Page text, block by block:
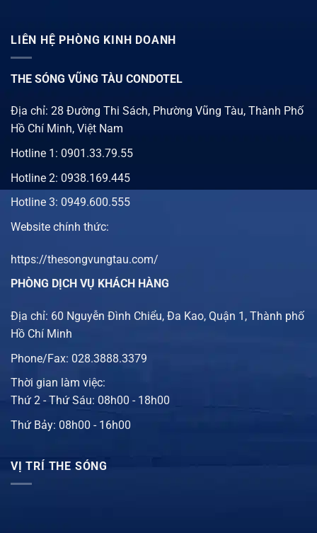
LIÊN HỆ PHÒNG KINH DOANH
THE SÓNG VŨNG TÀU CONDOTEL
Địa chỉ: 28 Đường Thi Sách, Phường Vũng Tàu, Thành Phố
Hồ Chí Minh, Việt Nam
Hotline 1: 0901.33.79.55
Hotline 2: 0938.169.445
Hotline 3: 0949.600.555
Website chính thức:
https://thesongvungtau.com/
PHÒNG DỊCH VỤ KHÁCH HÀNG
Địa chỉ: 60 Nguyễn Đình Chiểu, Đa Kao, Quận 1, Thành phố
Hồ Chí Minh
Phone/Fax: 028.3888.3379
Thời gian làm việc:
Thứ 2 - Thứ Sáu: 08h00 - 18h00
Thứ Bảy: 08h00 - 16h00
VỊ TRÍ THE SÓNG